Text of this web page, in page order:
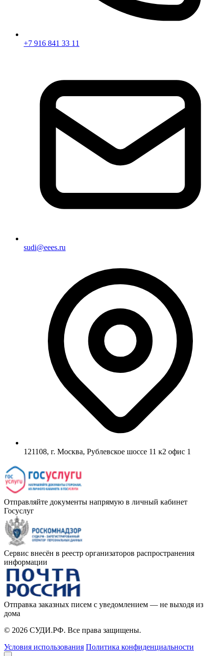
+7 916 841 33 11
sudi@eees.ru
121108, г. Москва, Рублевское шоссе 11 к2 офис 1
Отправляйте документы напрямую в личный кабинет
Госуслуг
Сервис внесён в реестр организаторов распространения
информации
Отправка заказных писем с уведомлением — не выходя из
дома
© 2026 СУДИ.РФ. Все права защищены.
Условия использования Политика конфиденциальности